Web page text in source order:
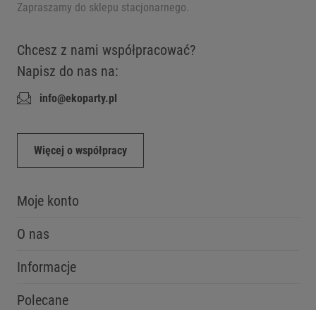
Zapraszamy do sklepu stacjonarnego.
Chcesz z nami współpracować?
Napisz do nas na:
info@ekoparty.pl
Więcej o współpracy
Moje konto
O nas
Informacje
Polecane